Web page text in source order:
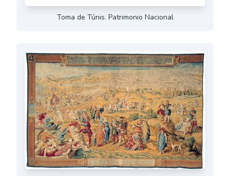
Toma de Túnis. Patrimonio Nacional